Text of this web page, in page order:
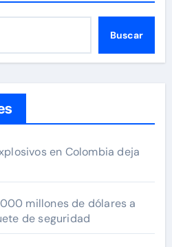
Buscar
en Colombia deja
millones de dólares a
de seguridad